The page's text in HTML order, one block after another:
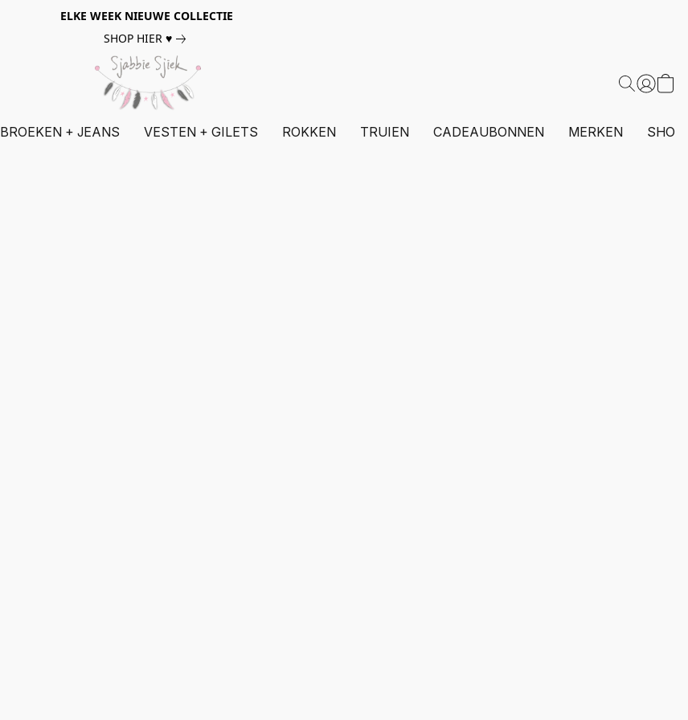
ELKE WEEK NIEUWE COLLECTIE
SHOP HIER ♥
BROEKEN + JEANS VESTEN + GILETS ROKKEN TRUIEN CADEAUBONNEN MERKEN SHOP